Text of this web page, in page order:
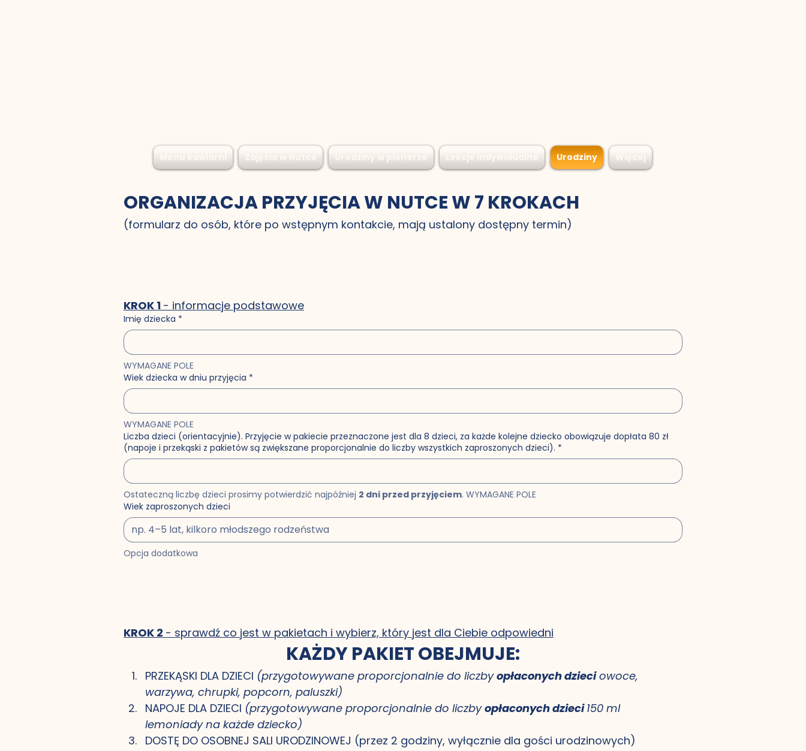
Urodziny
ORGANIZACJA PRZYJĘCIA W NUTCE W 7 KROKACH
(formularz do osób, które po wstępnym kontakcie, mają ustalony dostępny termin)
KROK 1 - informacje podstawowe
Imię dziecka *
WYMAGANE POLE
Wiek dziecka w dniu przyjęcia *
WYMAGANE POLE
Liczba dzieci (orientacyjnie). Przyjęcie w pakiecie przeznaczone jest dla 8 dzieci, za każde kolejne dziecko obowiązuje dopłata 80 zł
(napoje i przekąski z pakietów są zwiększane proporcjonalnie do liczby wszystkich zaproszonych dzieci). *
Ostateczną liczbę dzieci prosimy potwierdzić najpóźniej 2 dni przed przyjęciem. WYMAGANE POLE
Wiek zaproszonych dzieci
Opcja dodatkowa
KROK 2 - sprawdź co jest w pakietach i wybierz, który jest dla Ciebie odpowiedni
KAŻDY PAKIET OBEJMUJE:
PRZEKĄSKI DLA DZIECI (przygotowywane proporcjonalnie do liczby opłaconych dzieci owoce,
warzywa, chrupki, popcorn, paluszki)
NAPOJE DLA DZIECI (przygotowywane proporcjonalnie do liczby opłaconych dzieci 150 ml
lemoniady na każde dziecko)
DOSTĘ DO OSOBNEJ SALI URODZINOWEJ (przez 2 godziny, wyłącznie dla gości urodzinowych)